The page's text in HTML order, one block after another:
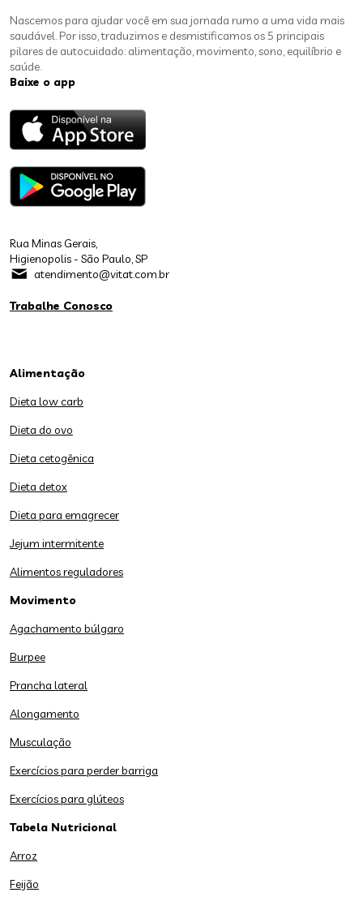
Nascemos para ajudar você em sua jornada rumo a uma vida mais
saudável. Por isso, traduzimos e desmistificamos os 5 principais
pilares de autocuidado: alimentação, movimento, sono, equilíbrio e
saúde.
Baixe o app
Rua Minas Gerais,
Higienopolis - São Paulo, SP
atendimento@vitat.com.br
Trabalhe Conosco
Alimentação
Dieta low carb
Dieta do ovo
Dieta cetogênica
Dieta detox
Dieta para emagrecer
Jejum intermitente
Alimentos reguladores
Movimento
Agachamento búlgaro
Burpee
Prancha lateral
Alongamento
Musculação
Exercícios para perder barriga
Exercícios para glúteos
Tabela Nutricional
Arroz
Feijão